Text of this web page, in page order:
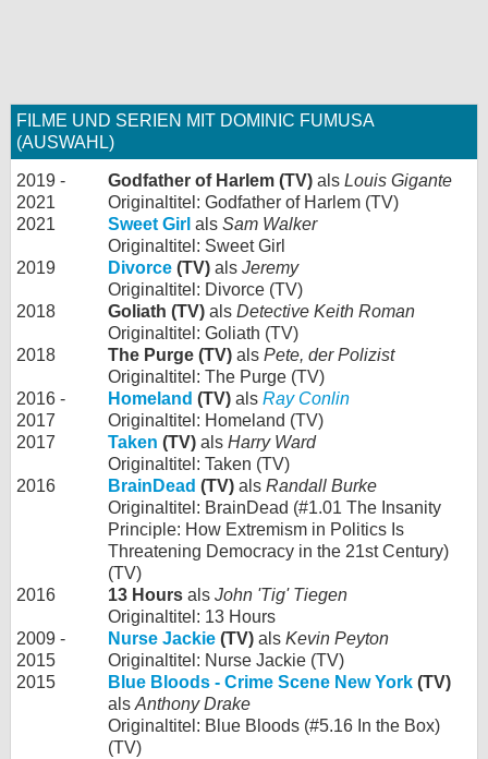
FILME UND SERIEN MIT DOMINIC FUMUSA
(AUSWAHL)
2019 -
2021
Godfather of Harlem (TV) als Louis Gigante
Originaltitel: Godfather of Harlem (TV)
2021
Sweet Girl als Sam Walker
Originaltitel: Sweet Girl
2019
Divorce (TV) als Jeremy
Originaltitel: Divorce (TV)
2018
Goliath (TV) als Detective Keith Roman
Originaltitel: Goliath (TV)
2018
The Purge (TV) als Pete, der Polizist
Originaltitel: The Purge (TV)
2016 -
2017
Homeland (TV) als Ray Conlin
Originaltitel: Homeland (TV)
2017
Taken (TV) als Harry Ward
Originaltitel: Taken (TV)
2016
BrainDead (TV) als Randall Burke
Originaltitel: BrainDead (#1.01 The Insanity
Principle: How Extremism in Politics Is
Threatening Democracy in the 21st Century)
(TV)
2016
13 Hours als John 'Tig' Tiegen
Originaltitel: 13 Hours
2009 -
2015
Nurse Jackie (TV) als Kevin Peyton
Originaltitel: Nurse Jackie (TV)
2015
Blue Bloods - Crime Scene New York (TV)
als Anthony Drake
Originaltitel: Blue Bloods (#5.16 In the Box)
(TV)